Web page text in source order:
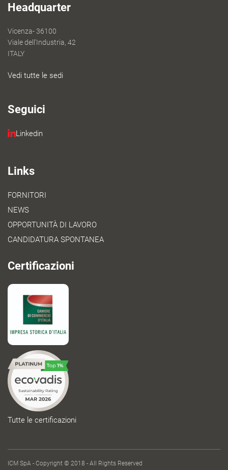
Headquarter
Vicenza- 36100
Viale dell'Industria, 42
ITALY
Vedi tutte le sedi
Seguici
Linkedin
Links
FORNITORI
NEWS
OPPORTUNITÀ DI LAVORO
CANDIDATURA SPONTANEA
Certificazioni
Tutte le certificazioni
ICM SpA - Copyright © 2018 - All Rights Reserved